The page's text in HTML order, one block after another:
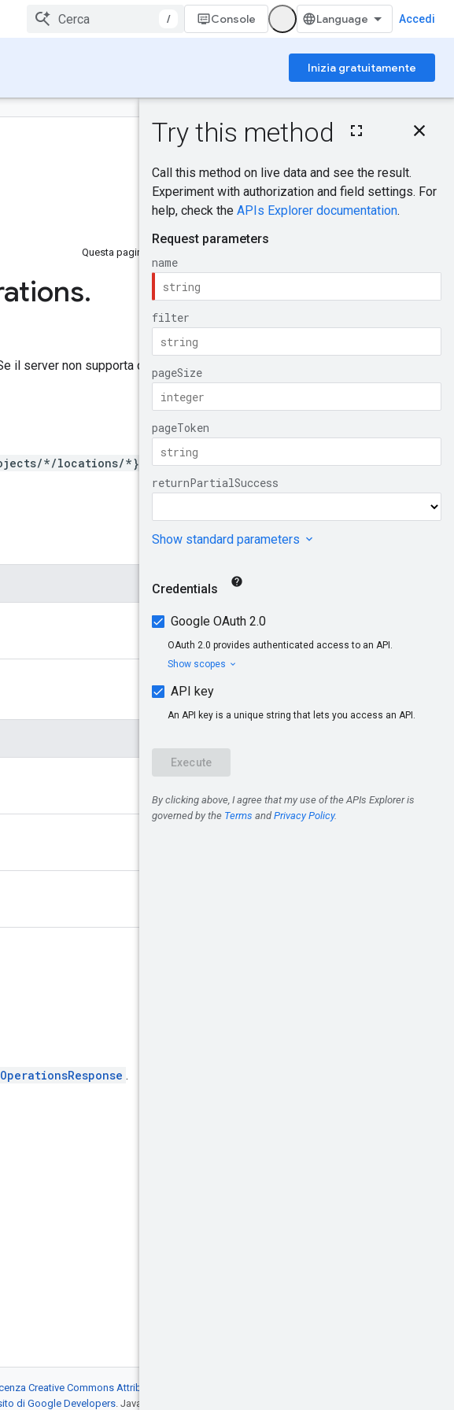
/ Console Accedi
Inizia gratuitamente
Su questa pagina
Richiesta HTTP
Parametri di query
Corpo della richiesta
Corpo della risposta
Questa pagina è stata utile?
Invia feedback
.
il server non supporta questo metodo,
*/locations/*}/operations
.
Creative Commons Attribution 4.0
di Google Developers. Java è un marchio registrato di Oracle